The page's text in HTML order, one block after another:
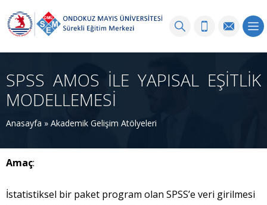
SPSS AMOS İLE YAPISAL EŞİTLİK
MODELLEMESİ
Anasayfa » Akademik Gelişim Atölyeleri
Amaç:
İstatistiksel bir paket program olan SPSS’e veri girilmesi